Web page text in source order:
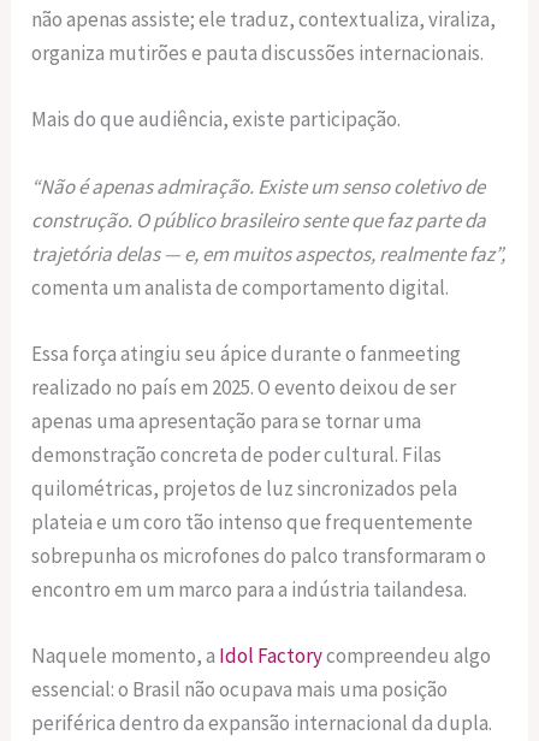
não apenas assiste; ele traduz, contextualiza, viraliza,
organiza mutirões e pauta discussões internacionais.
Mais do que audiência, existe participação.
“Não é apenas admiração. Existe um senso coletivo de
construção. O público brasileiro sente que faz parte da
trajetória delas — e, em muitos aspectos, realmente faz”,
comenta um analista de comportamento digital.
Essa força atingiu seu ápice durante o fanmeeting
realizado no país em 2025. O evento deixou de ser
apenas uma apresentação para se tornar uma
demonstração concreta de poder cultural. Filas
quilométricas, projetos de luz sincronizados pela
plateia e um coro tão intenso que frequentemente
sobrepunha os microfones do palco transformaram o
encontro em um marco para a indústria tailandesa.
Naquele momento, a Idol Factorycompreendeu algo
essencial: o Brasil não ocupava mais uma posição
periférica dentro da expansão internacional da dupla.